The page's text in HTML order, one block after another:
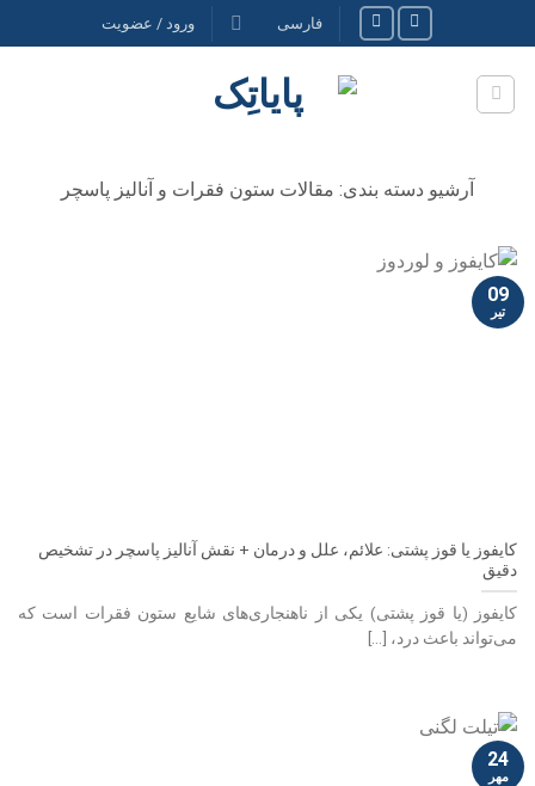
to
content
فارسی ورود / عضویت
آرشیو دسته بندی: مقالات ستون فقرات و آنالیز پاسچر
کایفوز یا قوز پشتی: علائم، علل و درمان + نقش آنالیز پاسچر در تشخیص
دقیق
کایفوز (یا قوز پشتی) یکی از ناهنجاری‌های شایع ستون فقرات است که
می‌تواند باعث درد، [...]
09
تیر
24
مهر